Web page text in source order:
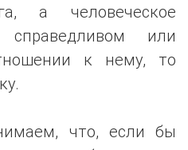
а человеческое
или
к нему, то
что, если бы